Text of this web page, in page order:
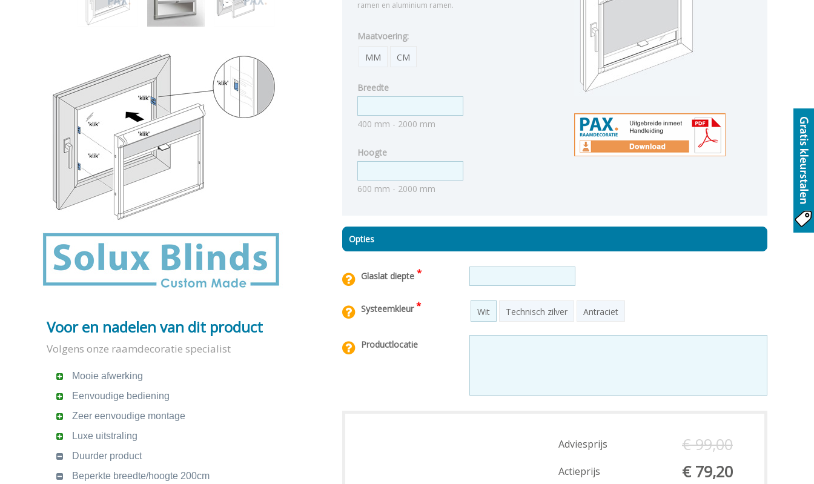
Voor en nadelen van dit product
Volgens onze raamdecoratie specialist
Mooie afwerking
Eenvoudige bediening
Zeer eenvoudige montage
Luxe uitstraling
Duurder product
Beperkte breedte/hoogte 200cm
ramen en aluminium ramen.
Maatvoering:
MM
CM
Breedte
400 mm - 2000 mm
Hoogte
600 mm - 2000 mm
Opties
Glaslat diepte *
Systeemkleur*
Wit Technisch zilver Antraciet
Productlocatie
Adviesprijs € 99,00
Actieprijs € 79,20